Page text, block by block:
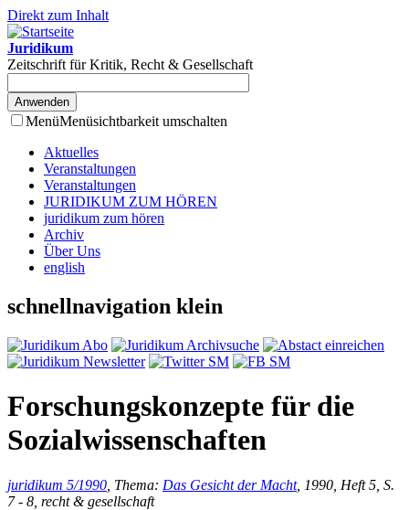
Direkt zum Inhalt
Juridikum
Zeitschrift für Kritik, Recht & Gesellschaft
MenüMenüsichtbarkeit umschalten
Aktuelles
Veranstaltungen
Veranstaltungen
JURIDIKUM ZUM HÖREN
juridikum zum hören
Archiv
Über Uns
english
schnellnavigation klein
Forschungskonzepte für die
Sozialwissenschaften
juridikum 5/1990 , Thema: Das Gesicht der Macht, 1990, Heft 5, S.
7 - 8, recht & gesellschaft